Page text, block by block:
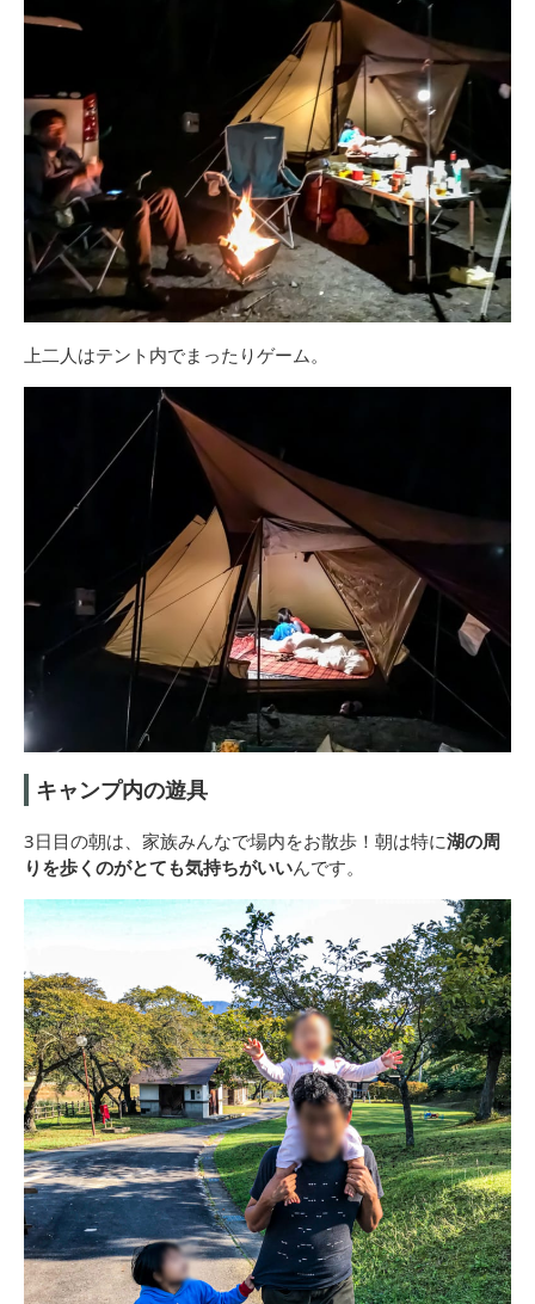
上二人はテント内でまったりゲーム。
キャンプ内の遊具
3日目の朝は、家族みんなで場内をお散歩！朝は特に湖の周
りを歩くのがとても気持ちがいいんです。